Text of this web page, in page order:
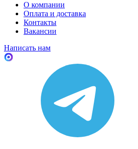
О компании
Оплата и доставка
Контакты
Вакансии
Написать нам